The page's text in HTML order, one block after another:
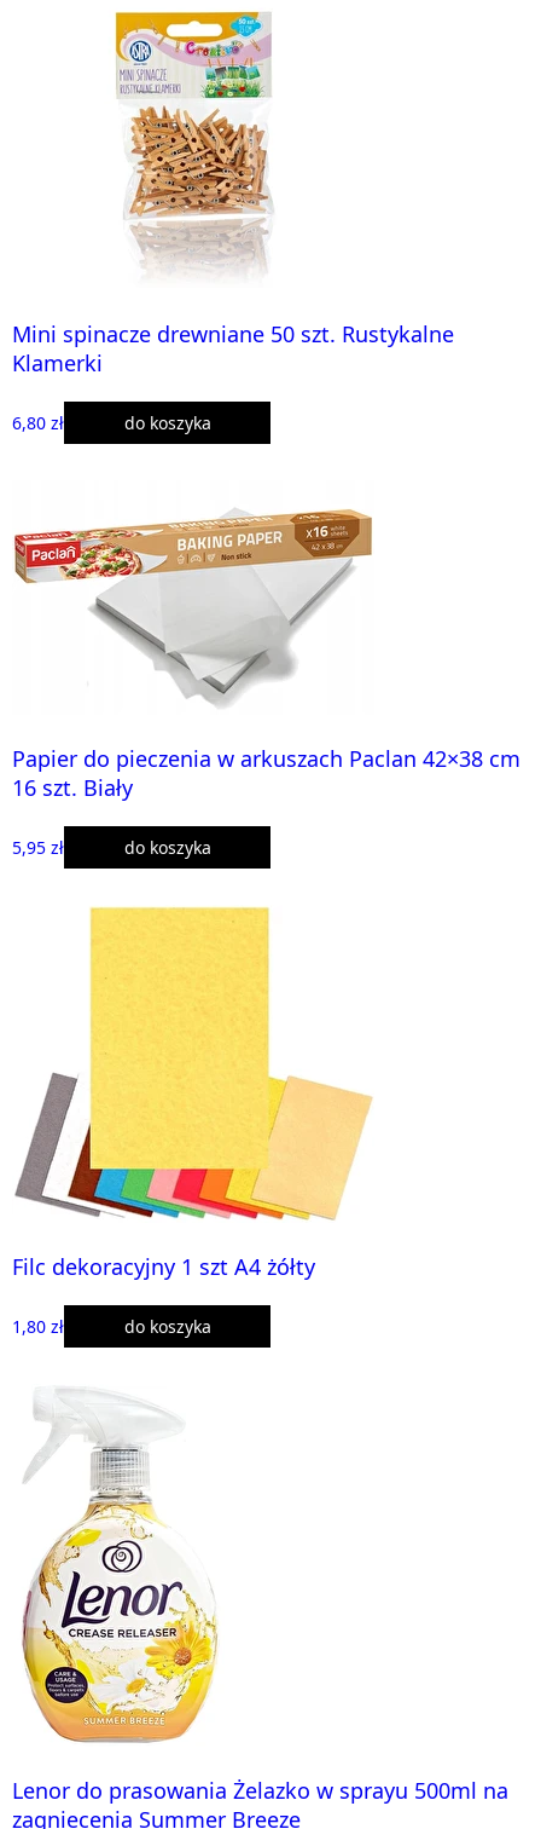
Mini spinacze drewniane 50 szt. Rustykalne
Klamerki
6,80 zł do koszyka
Papier do pieczenia w arkuszach Paclan 42×38 cm
16 szt. Biały
5,95 zł do koszyka
Filc dekoracyjny 1 szt A4 żółty
1,80 zł do koszyka
Lenor do prasowania Żelazko w sprayu 500ml na
zagniecenia Summer Breeze